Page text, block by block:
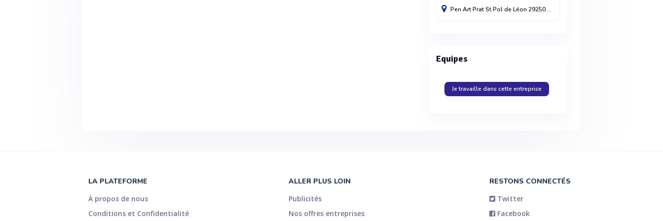
Pen Art PratSt Pol de Léon29250 France
Equipes
Je travaille dans cette entreprise
LA PLATEFORME
À propos de nous
Conditions et Confidentialité
ALLER PLUS LOIN
Publicités
Nos offres entreprises
RESTONS CONNECTÉS
Twitter
Facebook